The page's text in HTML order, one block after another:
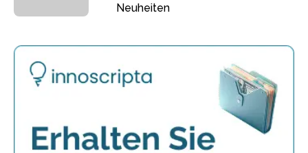
Neuheiten